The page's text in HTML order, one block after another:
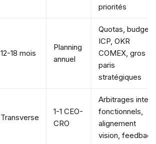
priorités
12-18 mois
Planning
annuel
Quotas,
ICP, OKR
COMEX, gros
paris
stratégiques
Transverse
1-1 CEO-
CRO
Arbitrages inter-
fonctionnels,
alignement
vision, feedback